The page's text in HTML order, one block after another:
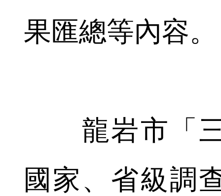
果匯總等內容。
龍岩市「三
國家、省級調